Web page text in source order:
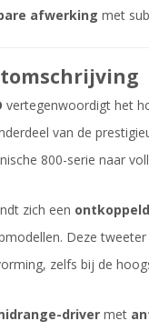
afwerking met
vertegenwoordigt het
van de
800-serie naar
zich een
Deze
zelfs bij de
driver met